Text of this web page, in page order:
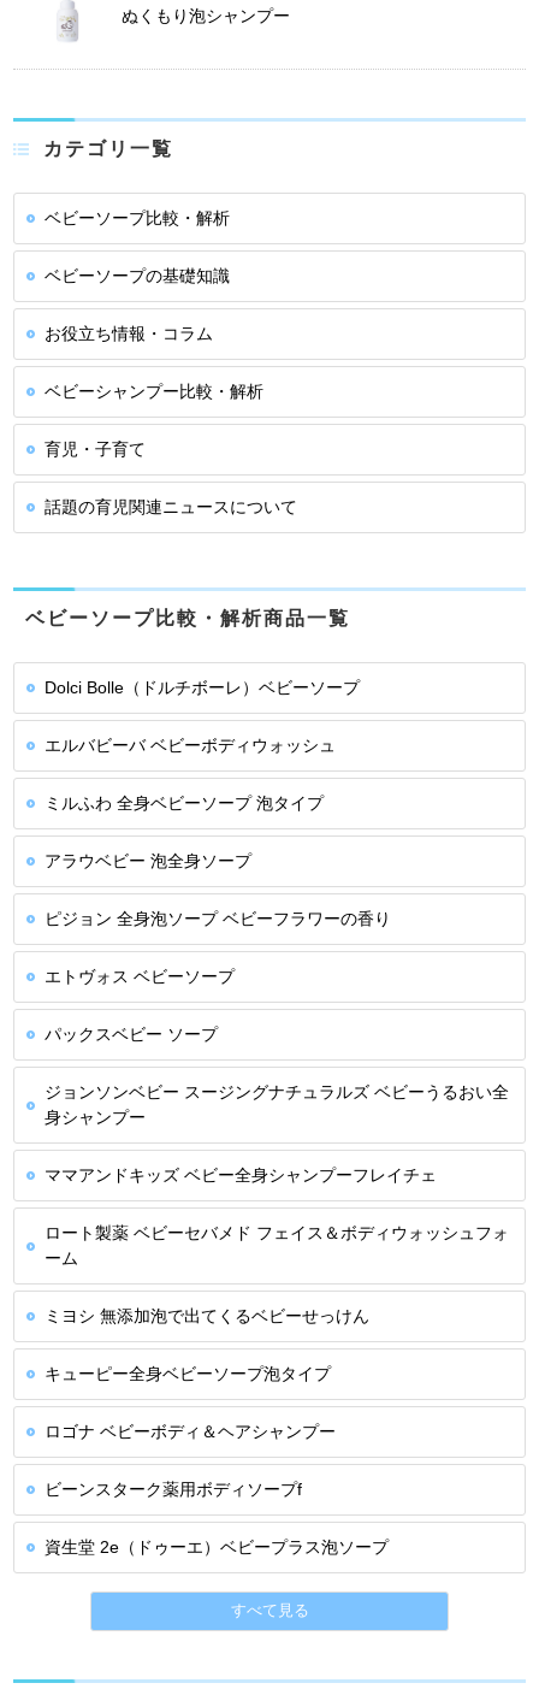
ぬくもり泡シャンプー
カテゴリ一覧
ベビーソープ比較・解析
ベビーソープの基礎知識
お役立ち情報・コラム
ベビーシャンプー比較・解析
育児・子育て
話題の育児関連ニュースについて
ベビーソープ比較・解析商品一覧
Dolci Bolle（ドルチボーレ）ベビーソープ
エルバビーバ ベビーボディウォッシュ
ミルふわ 全身ベビーソープ 泡タイプ
アラウベビー 泡全身ソープ
ピジョン 全身泡ソープ ベビーフラワーの香り
エトヴォス ベビーソープ
パックスベビー ソープ
ジョンソンベビー スージングナチュラルズ ベビーうるおい全
身シャンプー
ママアンドキッズ ベビー全身シャンプーフレイチェ
ロート製薬 ベビーセバメド フェイス＆ボディウォッシュフォ
ーム
ミヨシ 無添加泡で出てくるベビーせっけん
キューピー全身ベビーソープ泡タイプ
ロゴナ ベビーボディ＆ヘアシャンプー
ビーンスターク薬用ボディソープf
資生堂 2e（ドゥーエ）ベビープラス泡ソープ
すべて見る